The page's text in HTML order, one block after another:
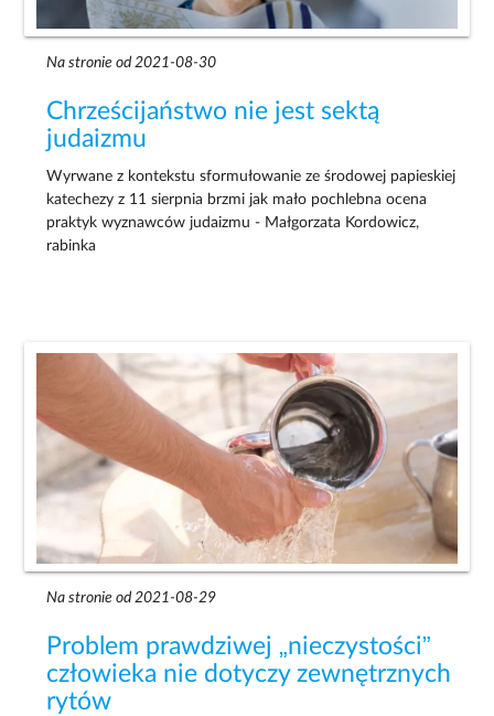
Na stronie od 2021-08-30
Chrześcijaństwo nie jest sektą
judaizmu
Wyrwane z kontekstu sformułowanie ze środowej papieskiej
katechezy z 11 sierpnia brzmi jak mało pochlebna ocena
praktyk wyznawców judaizmu - Małgorzata Kordowicz,
rabinka
Na stronie od 2021-08-29
Problem prawdziwej „nieczystości”
człowieka nie dotyczy zewnętrznych
rytów